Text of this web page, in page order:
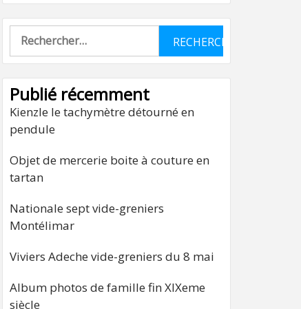
Rechercher :
Publié récemment
Kienzle le tachymètre détourné en
pendule
Objet de mercerie boite à couture en
tartan
Nationale sept vide-greniers
Montélimar
Viviers Adeche vide-greniers du 8 mai
Album photos de famille fin XIXeme
siècle